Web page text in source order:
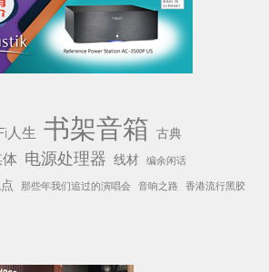
人生 书架音箱 古典
电源处理器 线材 编余闲话
那些年我们追过的演唱会 音响之路 香港流行黑胶